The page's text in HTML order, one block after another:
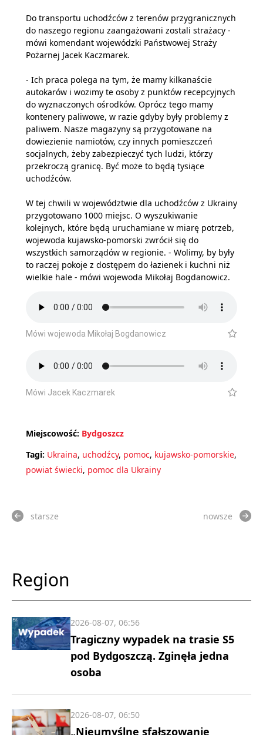
Do transportu uchodźców z terenów przygranicznych
do naszego regionu zaangażowani zostali strażacy -
mówi komendant wojewódzki Państwowej Straży
Pożarnej Jacek Kaczmarek.
- Ich praca polega na tym, że mamy kilkanaście
autokarów i wozimy te osoby z punktów recepcyjnych
do wyznaczonych ośrodków. Oprócz tego mamy
kontenery paliwowe, w razie gdyby były problemy z
paliwem. Nasze magazyny są przygotowane na
dowiezienie namiotów, czy innych pomieszczeń
socjalnych, żeby zabezpieczyć tych ludzi, którzy
przekroczą granicę. Być może to będą tysiące
uchodźców.
W tej chwili w województwie dla uchodźców z Ukrainy
przygotowano 1000 miejsc. O wyszukiwanie
kolejnych, które będą uruchamiane w miarę potrzeb,
wojewoda kujawsko-pomorski zwrócił się do
wszystkich samorządów w regionie. - Wolimy, by były
to raczej pokoje z dostępem do łazienek i kuchni niż
wielkie hale - mówi wojewoda Mikołaj Bogdanowicz.
Mówi wojewoda Mikołaj Bogdanowicz
Mówi Jacek Kaczmarek
Miejscowość: Bydgoszcz
Tagi: Ukraina, uchodźcy, pomoc, kujawsko-pomorskie,
powiat świecki, pomoc dla Ukrainy
starsze nowsze
Region
Tragiczny wypadek na trasie S5
pod Bydgoszczą. Zginęła jedna
osoba
2026-08-07, 06:56
„Nieumyślne sfałszowanie
2026-08-07, 06:50